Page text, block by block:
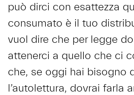
può dirci con esattezza
consumato è il tuo
vuol dire che per legge
attenerci a quello che ci
che, se oggi hai bisogno
l’autolettura, dovrai farla